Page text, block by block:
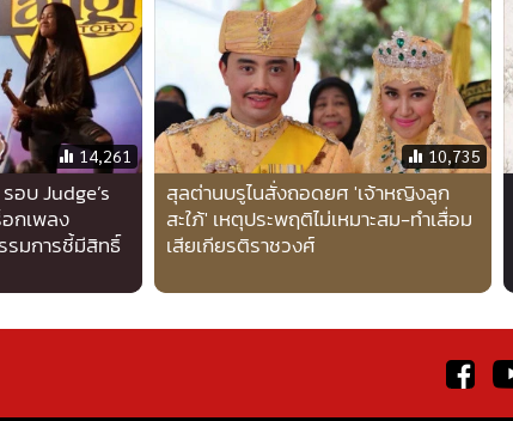
14,261
อบ Judge’s
กเพลง
รมการชี้มีสิทธิ์
10,735
สุลต่านบรูไนสั่งถอดยศ 'เจ้าหญิงลูก
สะใภ้' เหตุประพฤติไม่เหมาะสม-ทำเสื่อม
เสียเกียรติราชวงศ์